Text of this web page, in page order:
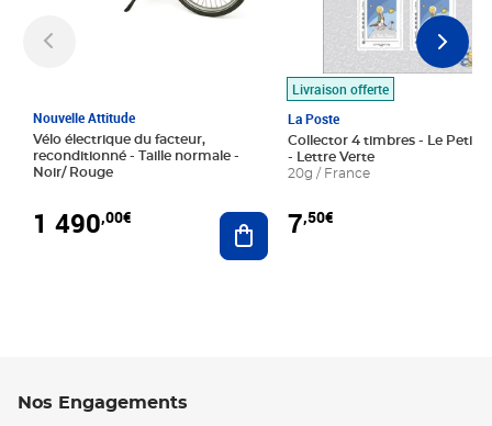
Nouvelle Attitude
Vélo électrique du facteur,
reconditionné - Taille normale -
Noir/ Rouge
1 490,00€ Ajouter au panier
Livraison offerte
La Poste
Collector 4 timbres - Le Petit
- Lettre Verte
20g / France
7,50€
Nos Engagements